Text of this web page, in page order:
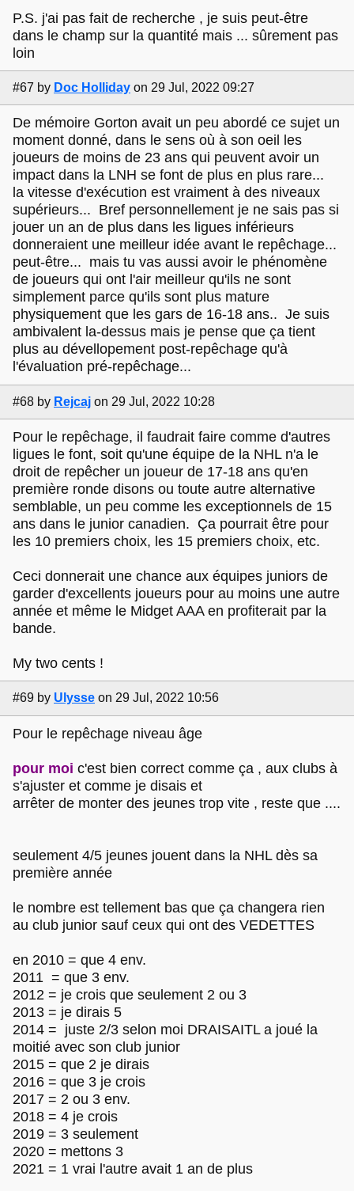
P.S. j'ai pas fait de recherche , je suis peut-être
dans le champ sur la quantité mais ... sûrement pas
loin
#67 by Doc Holliday on 29 Jul, 2022 09:27
De mémoire Gorton avait un peu abordé ce sujet un
moment donné, dans le sens où à son oeil les
joueurs de moins de 23 ans qui peuvent avoir un
impact dans la LNH se font de plus en plus rare...
la vitesse d'exécution est vraiment à des niveaux
supérieurs... Bref personnellement je ne sais pas si
jouer un an de plus dans les ligues inférieurs
donneraient une meilleur idée avant le repêchage...
peut-être... mais tu vas aussi avoir le phénomène
de joueurs qui ont l'air meilleur qu'ils ne sont
simplement parce qu'ils sont plus mature
physiquement que les gars de 16-18 ans.. Je suis
ambivalent la-dessus mais je pense que ça tient
plus au dévellopement post-repêchage qu'à
l'évaluation pré-repêchage...
#68 by Rejcaj on 29 Jul, 2022 10:28
Pour le repêchage, il faudrait faire comme d'autres
ligues le font, soit qu'une équipe de la NHL n'a le
droit de repêcher un joueur de 17-18 ans qu'en
première ronde disons ou toute autre alternative
semblable, un peu comme les exceptionnels de 15
ans dans le junior canadien. Ça pourrait être pour
les 10 premiers choix, les 15 premiers choix, etc.
Ceci donnerait une chance aux équipes juniors de
garder d'excellents joueurs pour au moins une autre
année et même le Midget AAA en profiterait par la
bande.
My two cents !
#69 by Ulysse on 29 Jul, 2022 10:56
Pour le repêchage niveau âge
pour moi c'est bien correct comme ça , aux clubs à
s'ajuster et comme je disais et
arrêter de monter des jeunes trop vite , reste que ....
seulement 4/5 jeunes jouent dans la NHL dès sa
première année
le nombre est tellement bas que ça changera rien
au club junior sauf ceux qui ont des VEDETTES
en 2010 = que 4 env.
2011 = que 3 env.
2012 = je crois que seulement 2 ou 3
2013 = je dirais 5
2014 = juste 2/3 selon moi DRAISAITL a joué la
moitié avec son club junior
2015 = que 2 je dirais
2016 = que 3 je crois
2017 = 2 ou 3 env.
2018 = 4 je crois
2019 = 3 seulement
2020 = mettons 3
2021 = 1 vrai l'autre avait 1 an de plus